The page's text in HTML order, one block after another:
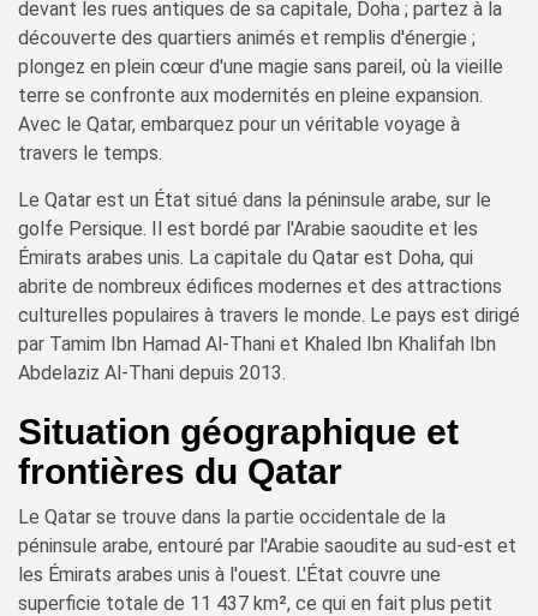
devant les rues antiques de sa capitale, Doha ; partez à la
découverte des quartiers animés et remplis d'énergie ;
plongez en plein cœur d'une magie sans pareil, où la vieille
terre se confronte aux modernités en pleine expansion.
Avec le Qatar, embarquez pour un véritable voyage à
travers le temps.
Le Qatar est un État situé dans la péninsule arabe, sur le
golfe Persique. Il est bordé par l'Arabie saoudite et les
Émirats arabes unis. La capitale du Qatar est Doha, qui
abrite de nombreux édifices modernes et des attractions
culturelles populaires à travers le monde. Le pays est dirigé
par Tamim Ibn Hamad Al-Thani et Khaled Ibn Khalifah Ibn
Abdelaziz Al-Thani depuis 2013.
Situation géographique et
frontières du Qatar
Le Qatar se trouve dans la partie occidentale de la
péninsule arabe, entouré par l'Arabie saoudite au sud-est et
les Émirats arabes unis à l'ouest. L'État couvre une
superficie totale de 11 437 km², ce qui en fait plus petit